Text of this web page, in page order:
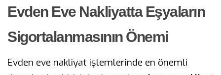
Evden Eve Nakliyatta Eşyaların
Sigortalanmasının Önemi
Evden eve nakliyat işlemlerinde en önemli